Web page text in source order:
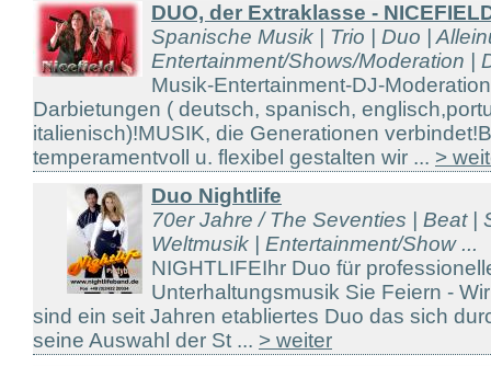
DUO, der Extraklasse -
Spanische Musik | Trio | Duo |
Entertainment/Shows/Moderation |
Musik-Entertainment-DJ-
Darbietungen ( deutsch, spanisch,
italienisch)!MUSIK, die Generationen
temperamentvoll u. flexibel gestalten wir ... >
Duo Nightlife
70er Jahre / The Seventies | Beat |
Weltmusik | Entertainment/Show ...
NIGHTLIFEIhr Duo für
Unterhaltungsmusik Sie Feiern -
sind ein seit Jahren etabliertes Duo das sich
seine Auswahl der St ... > weiter